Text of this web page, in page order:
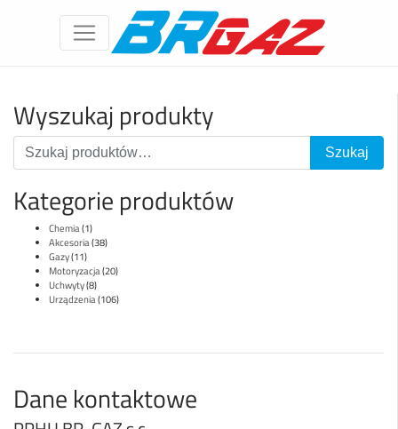
Wyszukaj produkty
Kategorie produktów
Chemia(1)
Akcesoria(38)
Gazy(11)
Motoryzacja(20)
Uchwyty(8)
Urządzenia(106)
Dane kontaktowe